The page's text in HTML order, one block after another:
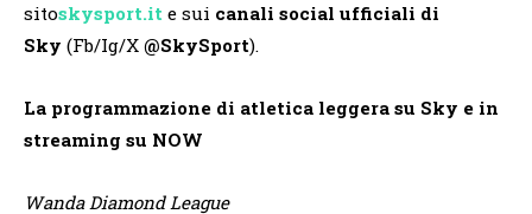
sitoskysport.it e sui canali social ufficiali di
Sky (Fb/Ig/X @SkySport).
La programmazione di atletica leggera su Sky e in
streaming su NOW
Wanda Diamond League